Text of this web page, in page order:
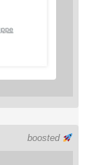
boosted